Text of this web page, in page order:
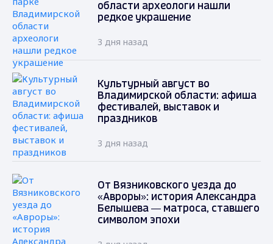
области археологи нашли
редкое украшение
3 дня назад
Культурный август во
Владимирской области: афиша
фестивалей, выставок и
праздников
3 дня назад
От Вязниковского уезда до
«Авроры»: история Александра
Белышева — матроса, ставшего
символом эпохи